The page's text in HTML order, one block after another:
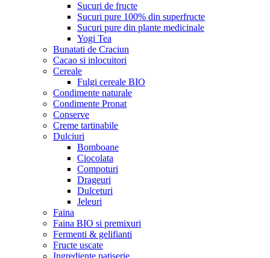
Sucuri de fructe
Sucuri pure 100% din superfructe
Sucuri pure din plante medicinale
Yogi Tea
Bunatati de Craciun
Cacao si inlocuitori
Cereale
Fulgi cereale BIO
Condimente naturale
Condimente Pronat
Conserve
Creme tartinabile
Dulciuri
Bomboane
Ciocolata
Compoturi
Drageuri
Dulceturi
Jeleuri
Faina
Faina BIO si premixuri
Fermenti & gelifianti
Fructe uscate
Ingrediente patiserie